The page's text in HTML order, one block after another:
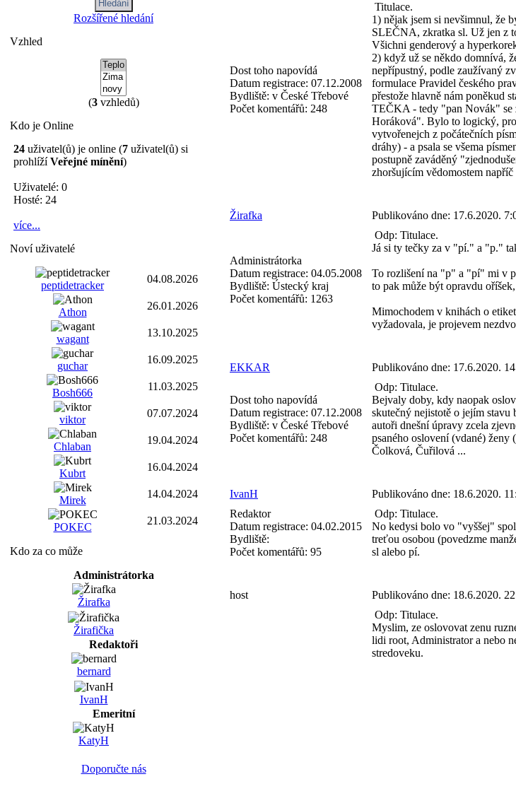
Rozšířené hledání
Vzhled
(3vzhledů)
Kdo je Online
24 uživatel(ů) je online (7 uživatel(ů) si
prohlížíVeřejné mínění)
Uživatelé: 0
Hosté: 24
více...
Noví uživatelé
peptidetracker
04.08.2026
Athon
26.01.2026
wagant
13.10.2025
guchar
16.09.2025
Bosh666
11.03.2025
viktor
07.07.2024
Chlaban
19.04.2024
Kubrt
16.04.2024
Mirek
14.04.2024
POKEC
21.03.2024
Kdo za co může
Administrátorka
Žirafka
Žirafička
Redaktoři
bernard
IvanH
Emeritní
KatyH
Doporučte nás
Dost toho napovídá
Datum registrace: 07.12.2008
Bydliště: v České Třebové
Počet komentářů: 248
Titulace.
1) nějak jsem si nevšimnul, že
SLEČNA, zkratka sl. Už jen z
Všichni genderový a
2) když už se někdo domnívá,
nepřípustný, podle zaužívaný
formulace Pravidel českého
přestože hlavně nám poněkud
TEČKA - tedy "pan Novák" se
Horáková". Bylo to logický,
vytvořenejch z počátečních
dráhy) - a psala se všema
postupně zaváděný
zhoršujícím vědomostem
Žirafka Publikováno dne: 17.6.2020.
Administrátorka
Datum registrace: 04.05.2008
Bydliště: Ústecký kraj
Počet komentářů: 1263
Odp: Titulace.
Já si ty tečky za v "pí." a "p."
To rozlišení na "p" a "pí" mi v
to pak může být opravdu
Mimochodem v knihách o
vyžadovala, je projevem
EKKAR Publikováno dne: 17.6.2020.
Dost toho napovídá
Datum registrace: 07.12.2008
Bydliště: v České Třebové
Počet komentářů: 248
Odp: Titulace.
Bejvaly doby, kdy naopak
skutečný nejistotě o jejím stavu
autoři dnešní úpravy zcela
psaného oslovení (vdané)
Čolková, Čuřilová ...
IvanH Publikováno dne: 18.6.2020.
Redaktor
Datum registrace: 04.02.2015
Bydliště:
Počet komentářů: 95
Odp: Titulace.
No kedysi bolo vo "vyššej"
treťou osobou (povedzme
sl alebo pí.
host Publikováno dne: 18.6.2020.
Odp: Titulace.
Myslim, ze oslovovat zenu
lidi root, Administrator a nebo
stredoveku.